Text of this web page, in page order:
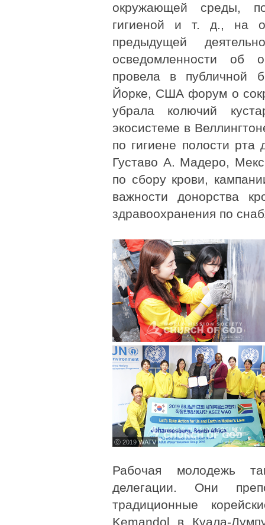
окружающей среды,
гигиеной и т. д., на
предыдущей
осведомленности об
провела в публичной
Йорке, США форум о
убрала колючий
экосистеме в
по гигиене полости
Густаво А. Мадеро,
по сбору крови,
важности донорства
здравоохранения по
ⓒ 2019 WATV
Рабочая молодежь
делегации. Они
традиционные
Kemandol в Куала-